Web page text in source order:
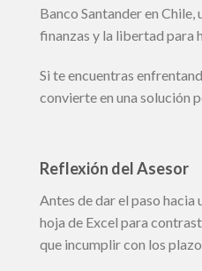
Banco Santander en
finanzas y la libertad para
Si te encuentras
convierte en una solución
Reflexión del Asesor
Antes de dar el paso hacia
hoja de Excel para
que incumplir con los